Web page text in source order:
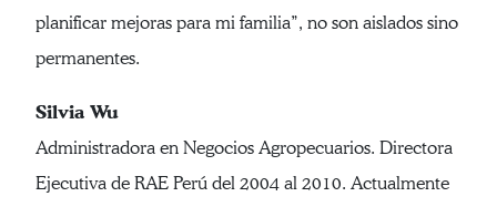
planificar mejoras para mi familia”, no son aislados sino
permanentes.
Silvia Wu
Administradora en Negocios Agropecuarios. Directora
Ejecutiva de RAE Perú del 2004 al 2010. Actualmente